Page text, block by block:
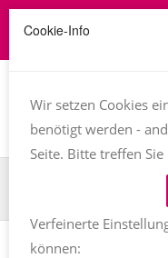
TT-Interview:
Cookie-Info
Wir setzen Cookies
benötigt werden -
Seite. Bitte treffen
Verfeinerte
können: